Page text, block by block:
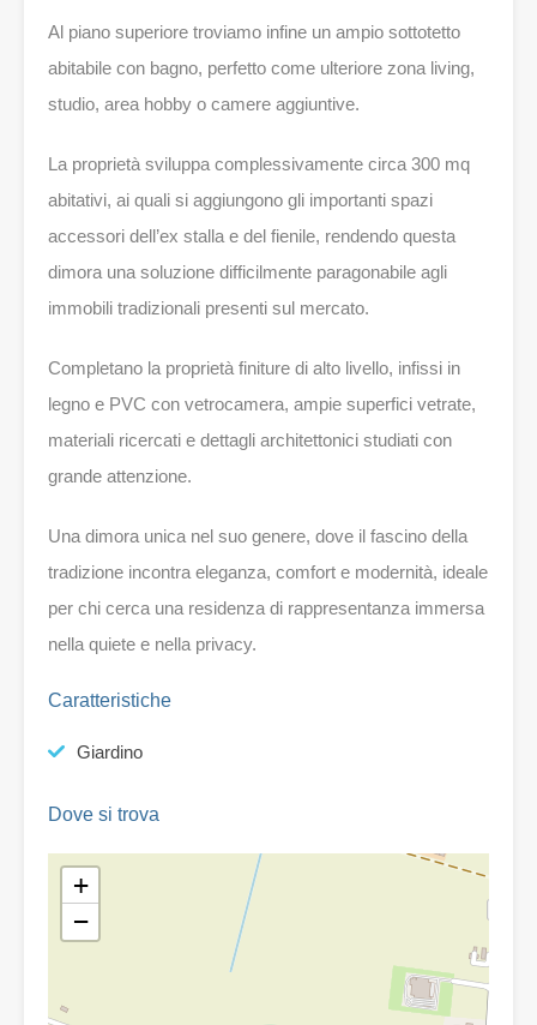
Al piano superiore troviamo infine un ampio sottotetto
abitabile con bagno, perfetto come ulteriore zona living,
studio, area hobby o camere aggiuntive.
La proprietà sviluppa complessivamente circa 300 mq
abitativi, ai quali si aggiungono gli importanti spazi
accessori dell’ex stalla e del fienile, rendendo questa
dimora una soluzione difficilmente paragonabile agli
immobili tradizionali presenti sul mercato.
Completano la proprietà finiture di alto livello, infissi in
legno e PVC con vetrocamera, ampie superfici vetrate,
materiali ricercati e dettagli architettonici studiati con
grande attenzione.
Una dimora unica nel suo genere, dove il fascino della
tradizione incontra eleganza, comfort e modernità, ideale
per chi cerca una residenza di rappresentanza immersa
nella quiete e nella privacy.
Caratteristiche
Giardino
Dove si trova
+
−